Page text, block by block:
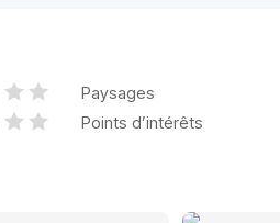
Paysages
Points d’intérêts